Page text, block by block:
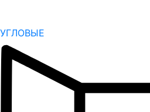
УГЛОВЫЕ